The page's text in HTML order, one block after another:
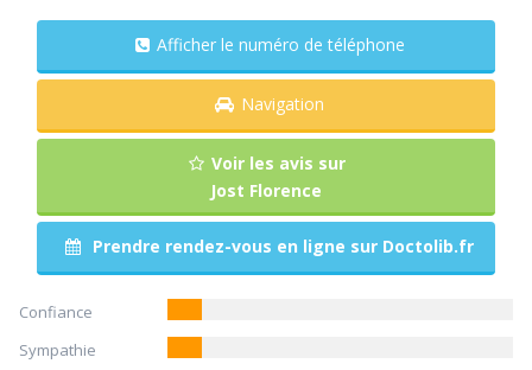
Afficher le numéro de téléphone
Navigation
Voir les avis sur
Jost Florence
Prendre rendez-vous en ligne sur Doctolib.fr
Confiance
Sympathie